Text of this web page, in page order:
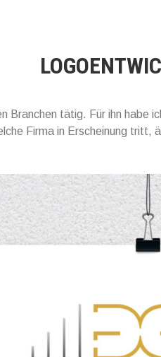
Branchen tätig. Für ihn habe
Firma in Erscheinung tritt,